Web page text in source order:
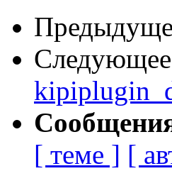
[ теме ] [